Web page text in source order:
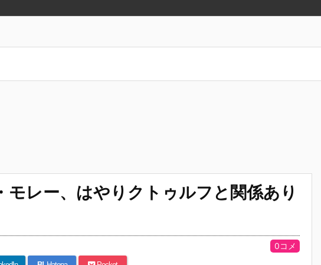
モレー、はやりクトゥルフと関係あり
0コメ